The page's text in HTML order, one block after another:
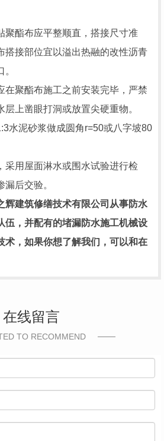
聚酯布应平整顺直，搭接尺寸准
搭接部位宜以溢出热融的改性沥青
在聚酯布施工之前安装完毕，严禁
上凿眼打洞或放置尖硬重物。
水泥砂浆做成圆角r=50或八字坡80
采用屋面淋水或围水试验进行检
后交验。
辉建筑修缮技术有限公司从事防水
伍，并配有的堵漏防水施工机械设
术， 如果你想了解我们，可以和在
在线留言
TO RECOMMEND